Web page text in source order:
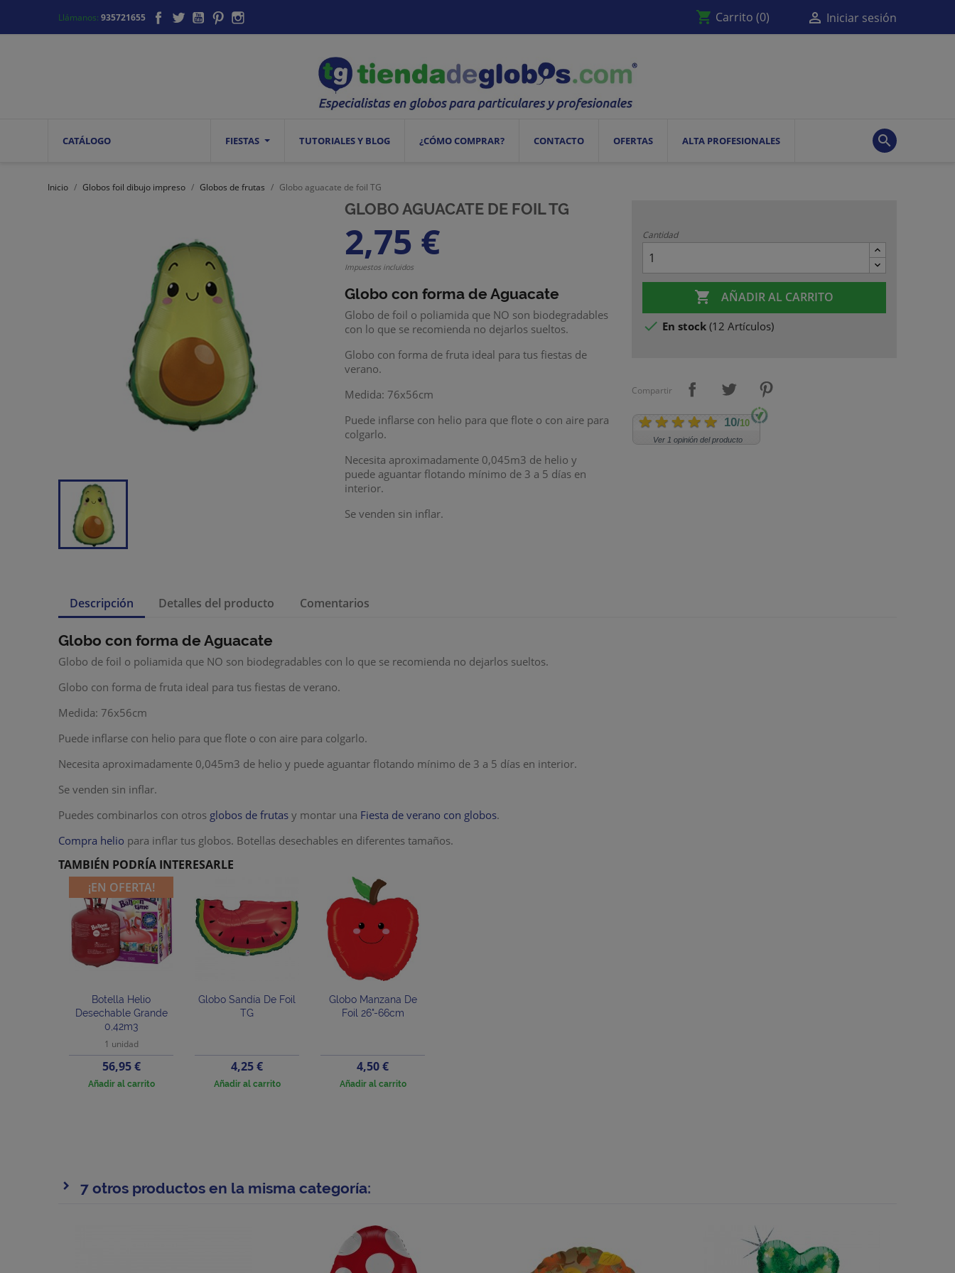
Llámanos:935721655 Facebook
TwitterYouTubePinterest shopping_cart Carrito (0)  Iniciar sesión
CATÁLOGO FIESTAS TUTORIALES Y BLOG ¿CÓMO COMPRAR? CONTACTO OFERTAS ALTA PROFESIONALES 
Inicio Globos foil dibujo impreso Globos de frutas Globo aguacate de foil TG
GLOBO AGUACATE DE FOIL TG
2,75 €
Impuestos incluidos
Globo con forma de Aguacate
Globo de foil o poliamida que NO son biodegradables
con lo que se recomienda no dejarlos sueltos.
Globo con forma de fruta ideal para tus fiestas de
verano.
Medida: 76x56cm
Puede inflarse con helio para que flote o con aire para
colgarlo.
Necesita aproximadamente 0,045m3 de helio y
puede aguantar flotando mínimo de 3 a 5 días en
interior.
Se venden sin inflar.
Cantidad
 AÑADIR AL CARRITO
 En stock (12 Artículos)
Compartir
10/10
Ver 1 opinión del producto
Descripción Detalles del producto Comentarios
Globo con forma de Aguacate
Globo de foil o poliamida que NO son biodegradables con lo que se recomienda no dejarlos sueltos.
Globo con forma de fruta ideal para tus fiestas de verano.
Medida: 76x56cm
Puede inflarse con helio para que flote o con aire para colgarlo.
Necesita aproximadamente 0,045m3 de helio y puede aguantar flotando mínimo de 3 a 5 días en interior.
Se venden sin inflar.
Puedes combinarlos con otros globos de frutas y montar una Fiesta de verano con globos.
Compra helio para inflar tus globos. Botellas desechables en diferentes tamaños.
TAMBIÉN PODRÍA INTERESARLE
Botella Helio
Desechable Grande
0,42m3
1 unidad
Precio
56,95 €
Añadir al carrito
¡EN OFERTA!
Globo Sandía De Foil
TG
Precio
4,25 €
Añadir al carrito
Globo Manzana De
Foil 26"-66cm
Precio
4,50 €
Añadir al carrito
7 otros productos en la misma categoría: